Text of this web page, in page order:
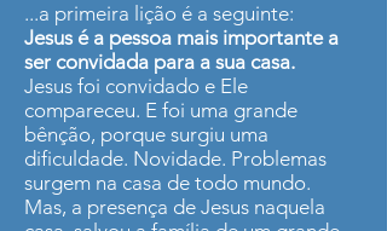
...a primeira lição é a seguinte:
Jesus é a pessoa mais importante a
ser convidada para a sua casa.
Jesus foi convidado e Ele
compareceu. E foi uma grande
bênção, porque surgiu uma
dificuldade. Novidade. Problemas
surgem na casa de todo mundo.
Mas, a presença de Jesus naquela